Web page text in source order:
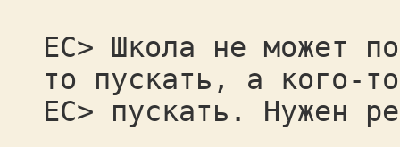
ЕС> Школа не может
то пускать, а кого-
ЕС> пускать. Нужен